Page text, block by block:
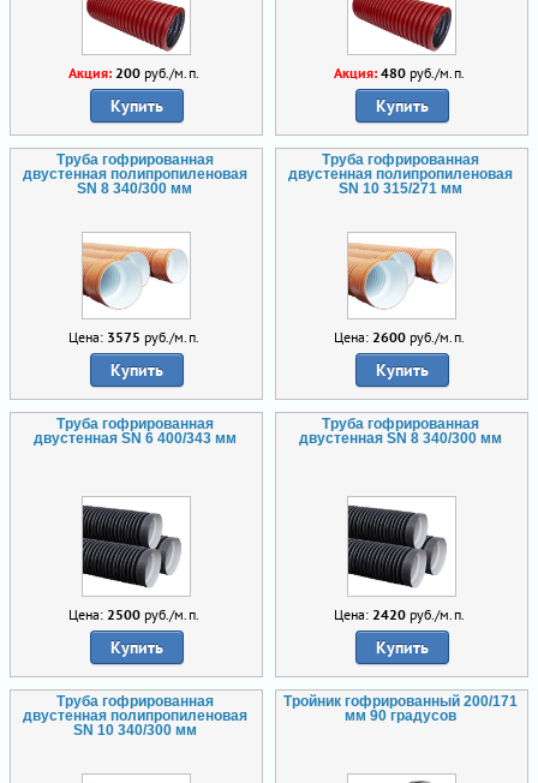
Акция: 200руб./м.п.
Купить
Акция: 480руб./м.п.
Купить
Труба гофрированная
двустенная полипропиленовая
SN 8 340/300 мм
Цена: 3575 руб./м.п.
Купить
Труба гофрированная
двустенная полипропиленовая
SN 10 315/271 мм
Цена: 2600руб./м.п.
Купить
Труба гофрированная
двустенная SN 6 400/343 мм
Цена: 2500руб./м.п.
Купить
Труба гофрированная
двустенная SN 8 340/300 мм
Цена: 2420руб./м.п.
Купить
Труба гофрированная
двустенная полипропиленовая
SN 10 340/300 мм
Тройник гофрированный 200/171
мм 90 градусов